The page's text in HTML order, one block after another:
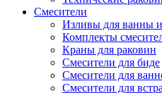
Смесители
Изливы для ванны
Комплекты
Краны для раковин
Смесители для биде
Смесители для
Смесители для